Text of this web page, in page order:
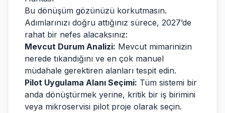
Bu dönüşüm gözünüzü korkutmasın.
Adımlarınızı doğru attığınız sürece, 2027’de
rahat bir nefes alacaksınız:
Mevcut Durum Analizi: Mevcut mimarinizin
nerede tıkandığını ve en çok manuel
müdahale gerektiren alanları tespit edin.
Pilot Uygulama Alanı Seçimi: Tüm sistemi bir
anda dönüştürmek yerine, kritik bir iş birimini
veya mikroservisi pilot proje olarak seçin.